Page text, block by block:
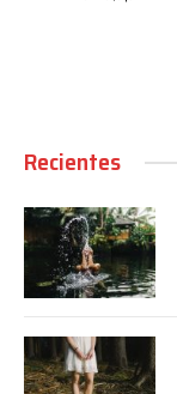
Recientes